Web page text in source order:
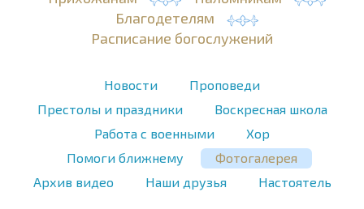
Благодетелям
Расписание богослужений
Новости
Проповеди
Престолы и праздники
Воскресная школа
Работа с военными
Хор
Помоги ближнему
Фотогалерея
Архив видео
Наши друзья Настоятель